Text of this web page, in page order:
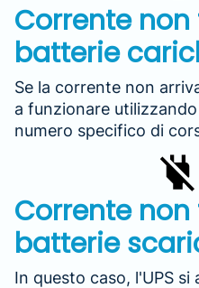
Corrente
batterie
Se la corrente non
a funzionare
numero specifico di
Corrente
batterie
In questo caso, l'UPS